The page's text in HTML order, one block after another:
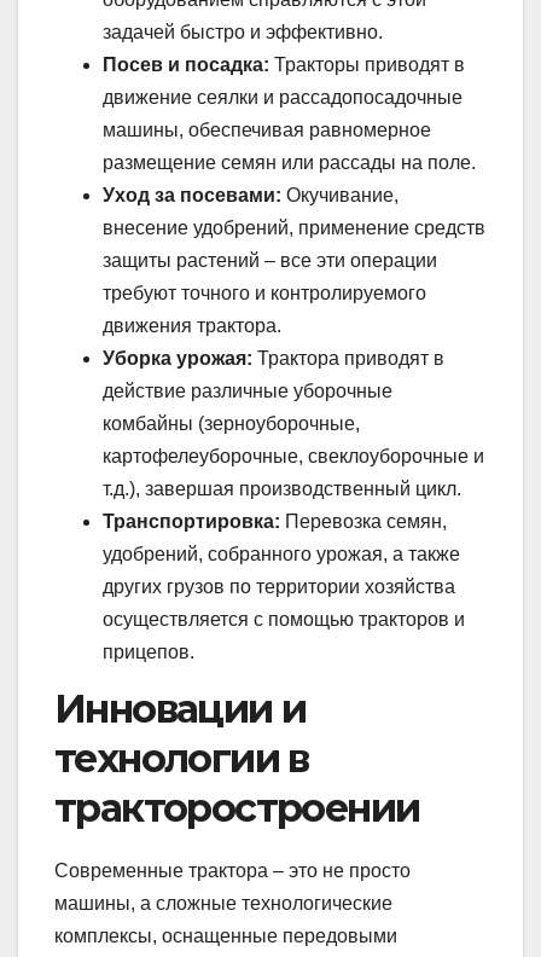
задачей быстро и эффективно.
Посев и посадка: Тракторы приводят в
движение сеялки и рассадопосадочные
машины, обеспечивая равномерное
размещение семян или рассады на поле.
Уход за посевами: Окучивание,
внесение удобрений, применение средств
защиты растений – все эти операции
требуют точного и контролируемого
движения трактора.
Уборка урожая: Трактора приводят в
действие различные уборочные
комбайны (зерноуборочные,
картофелеуборочные, свеклоуборочные и
т.д.), завершая производственный цикл.
Транспортировка: Перевозка семян,
удобрений, собранного урожая, а также
других грузов по территории хозяйства
осуществляется с помощью тракторов и
прицепов.
Инновации и
технологии в
тракторостроении
Современные трактора – это не просто
машины, а сложные технологические
комплексы, оснащенные передовыми